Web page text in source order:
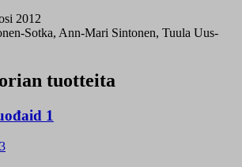
2012
Sotka, Ann-Mari Sintonen, Tuula Uus-
tuotteita
1